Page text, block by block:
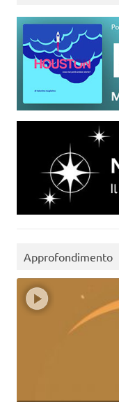
Approfondimento